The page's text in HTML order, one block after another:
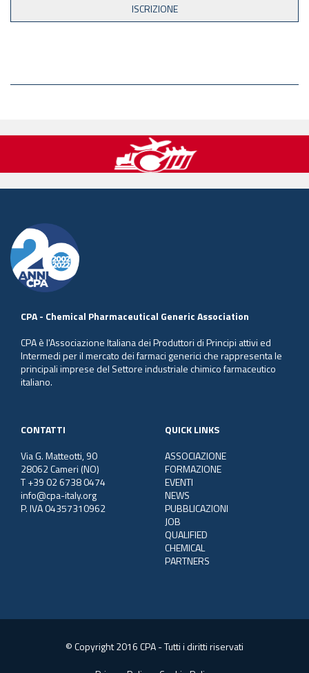
CPA - Chemical Pharmaceutical Generic Association
CPA è l'Associazione Italiana dei Produttori di Principi attivi ed
Intermedi per il mercato dei farmaci generici che rappresenta le
principali imprese del Settore industriale chimico farmaceutico
italiano.
CONTATTI
Via G. Matteotti, 90
28062 Cameri (NO)
T +39 02 6738 0474
info@cpa-italy.org
P. IVA 04357310962
QUICK LINKS
ASSOCIAZIONE
FORMAZIONE
EVENTI
NEWS
PUBBLICAZIONI
JOB
QUALIFIED
CHEMICAL
PARTNERS
© Copyright 2016 CPA - Tutti i diritti riservati